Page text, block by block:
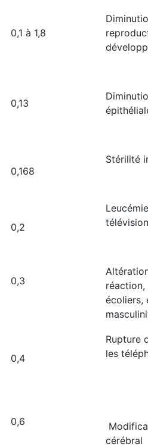
0,1 à 1,8
0,13
0,168
Stérilité
0,2
télévision
0,3
écoliers,
0,4
Rupture
les
0,6
cérébral